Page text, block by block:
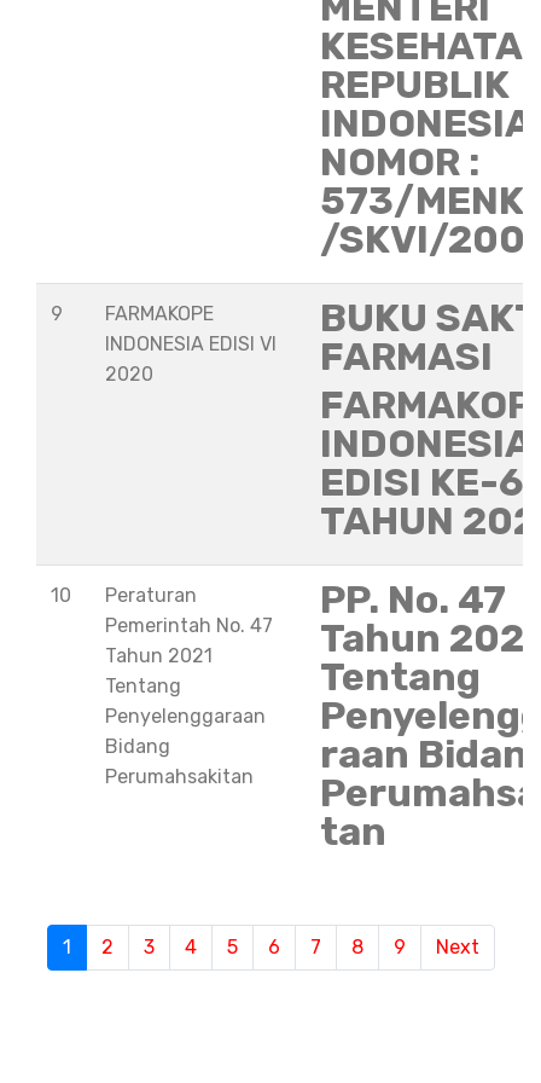
REPUBLIK
INDONESIA
NOMOR :
573/
/SKVI/
9
FARMAKOPE
INDONESIA EDISI VI
2020
BUKU
FARMASI
INDONESIA
EDISI KE-6
TAHUN
10
Peraturan
Pemerintah No. 47
Tahun 2021
Tentang
Penyelenggaraan
Bidang
Perumahsakitan
PP. No. 47
Tahun
Tentang
raan
tan
1 (current)
2 3 4 5 6 7 8 9 Next
S
e